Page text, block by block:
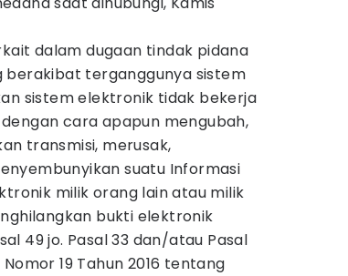
dalam dugaan tindak pidana
berakibat terganggunya sistem
sistem elektronik tidak bekerja
cara apapun mengubah,
transmisi, merusak,
suatu Informasi
milik orang lain atau milik
bukti elektronik
49 jo. Pasal 33 dan/atau Pasal
19 Tahun 2016 tentang